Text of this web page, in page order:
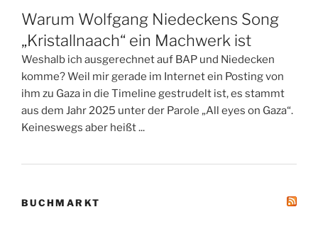
Warum Wolfgang Niedeckens Song
„Kristallnaach“ ein Machwerk ist
Weshalb ich ausgerechnet auf BAP und Niedecken
komme? Weil mir gerade im Internet ein Posting von
ihm zu Gaza in die Timeline gestrudelt ist, es stammt
aus dem Jahr 2025 unter der Parole „All eyes on Gaza“.
Keineswegs aber heißt ...
BUCHMARKT